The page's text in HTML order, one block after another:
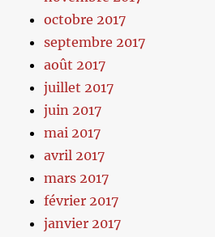
octobre 2017
septembre 2017
août 2017
juillet 2017
juin 2017
mai 2017
avril 2017
mars 2017
février 2017
janvier 2017